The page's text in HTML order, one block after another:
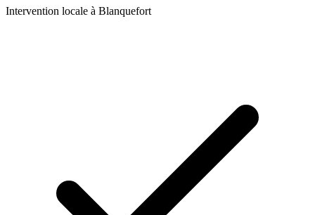
Intervention locale à Blanquefort